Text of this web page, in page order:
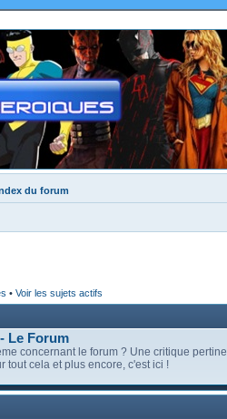
du forum
• Voir les sujets actifs
Le Forum
concernant le forum ? Une critique
tout cela et plus encore, c'est ici !